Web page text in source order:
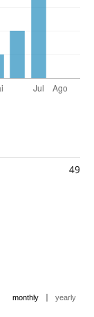
49
monthly | yearly